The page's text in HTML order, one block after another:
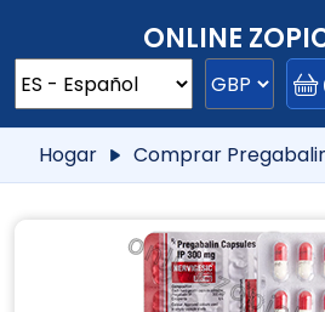
ONLINE
Hogar Comprar